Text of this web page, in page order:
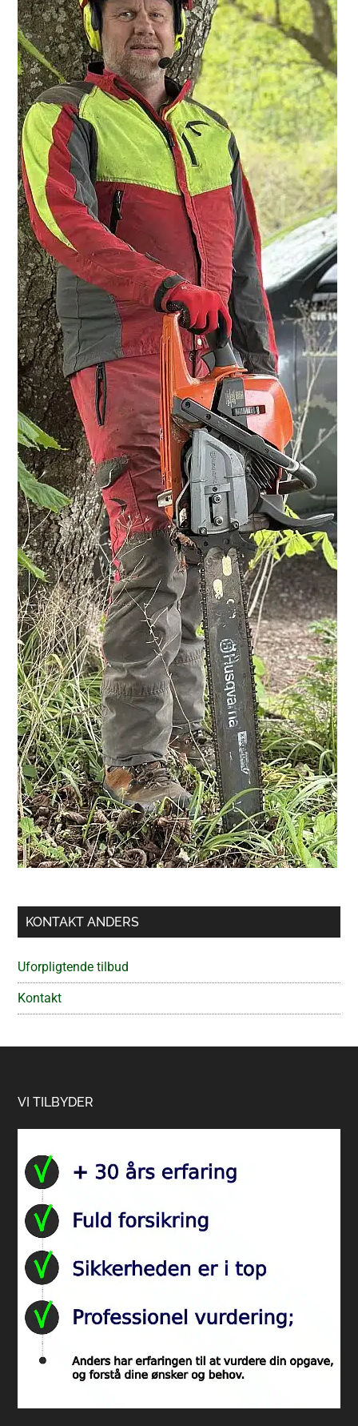
KONTAKT ANDERS
Uforpligtende tilbud
Kontakt
Footer
VI TILBYDER